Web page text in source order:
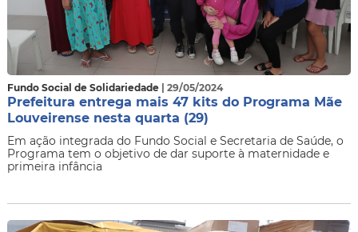
Fundo Social de Solidariedade | 29/05/2024
Prefeitura entrega mais 47 kits do Programa Mãe
Louveirense nesta quarta (29)
Em ação integrada do Fundo Social e Secretaria de Saúde, o
Programa tem o objetivo de dar suporte à maternidade e
primeira infância